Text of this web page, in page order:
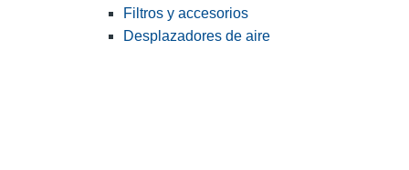
Filtros y accesorios
Desplazadores de aire